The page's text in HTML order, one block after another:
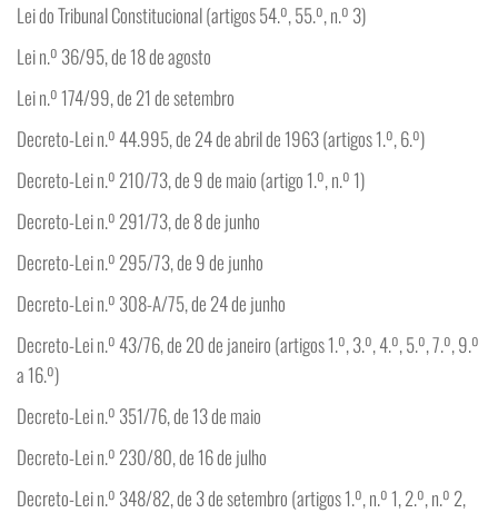
Lei do Tribunal Constitucional (artigos 54.º, 55.º, n.º 3)
Lei n.º 36/95, de 18 de agosto
Lei n.º 174/99, de 21 de setembro
Decreto-Lei n.º 44.995, de 24 de abril de 1963 (artigos 1.º, 6.º)
Decreto-Lei n.º 210/73, de 9 de maio (artigo 1.º, n.º 1)
Decreto-Lei n.º 291/73, de 8 de junho
Decreto-Lei n.º 295/73, de 9 de junho
Decreto-Lei n.º 308-A/75, de 24 de junho
Decreto-Lei n.º 43/76, de 20 de janeiro (artigos 1.º, 3.º, 4.º, 5.º, 7.º, 9.º
a 16.º)
Decreto-Lei n.º 351/76, de 13 de maio
Decreto-Lei n.º 230/80, de 16 de julho
Decreto-Lei n.º 348/82, de 3 de setembro (artigos 1.º, n.º 1, 2.º, n.º 2,